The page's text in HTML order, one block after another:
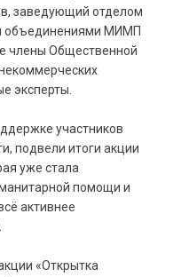
заведующий отделом
объединениями МИМП
члены Общественной
эксперты.
участников
подвели итоги акции
уже стала
помощи и
активнее
«Открытка